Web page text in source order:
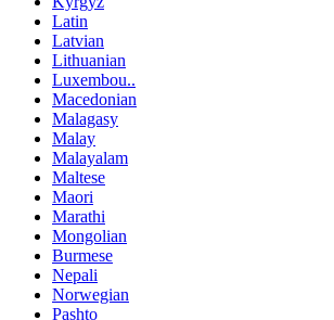
Latin
Latvian
Lithuanian
Luxembou..
Macedonian
Malagasy
Malay
Malayalam
Maltese
Maori
Marathi
Mongolian
Burmese
Nepali
Norwegian
Pashto